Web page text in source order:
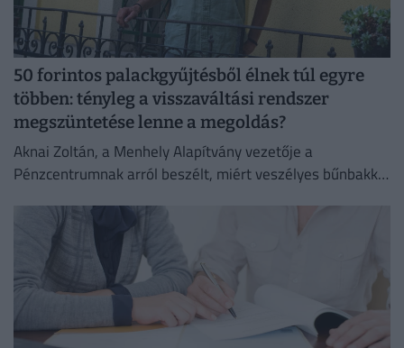
50 forintos palackgyűjtésből élnek túl egyre
többen: tényleg a visszaváltási rendszer
megszüntetése lenne a megoldás?
Aknai Zoltán, a Menhely Alapítvány vezetője a
Pénzcentrumnak arról beszélt, miért veszélyes bűnbakká